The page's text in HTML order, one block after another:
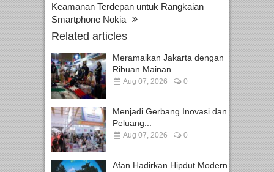
Keamanan Terdepan untuk Rangkaian
Smartphone Nokia
Related articles
Meramaikan Jakarta dengan
Ribuan Mainan...
Aug 07, 2026 0
Menjadi Gerbang Inovasi dan
Peluang...
Aug 07, 2026 0
Afan Hadirkan Hipdut Modern...